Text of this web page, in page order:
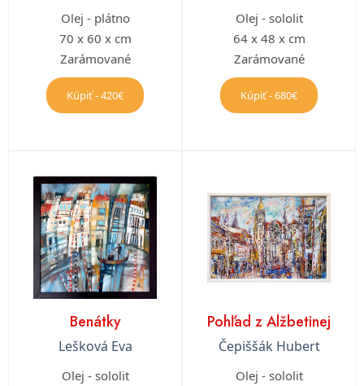
Olej - plátno
70 x 60 x cm
Zarámované
Kúpiť - 420€
Olej - sololit
64 x 48 x cm
Zarámované
Kúpiť - 680€
Benátky
Lešková Eva
Olej - sololit
Pohľad z Alžbetinej
Čepiššák Hubert
Olej - sololit